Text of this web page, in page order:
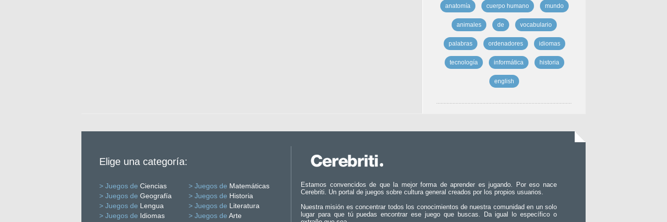
anatomía cuerpo humano mundo
animales de vocabulario
palabras ordenadores idiomas
tecnología informática historia
english
Elige una categoría:
> Juegos de Ciencias > Juegos de Matemáticas
> Juegos de Geografía > Juegos de Historia
> Juegos de Lengua > Juegos de Literatura
> Juegos de Idiomas > Juegos de Arte
Estamos convencidos de que la mejor forma de aprender es jugando. Por eso nace
Cerebriti. Un portal de juegos sobre cultura general creados por los propios usuarios.
Nuestra misión es concentrar todos los conocimientos de nuestra comunidad en un solo
lugar para que tú puedas encontrar ese juego que buscas. Da igual lo específico o